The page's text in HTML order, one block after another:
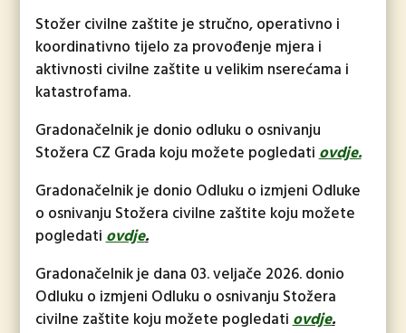
Stožer civilne zaštite je stručno, operativno i
koordinativno tijelo za provođenje mjera i
aktivnosti civilne zaštite u velikim nserećama i
katastrofama.
Gradonačelnik je donio odluku o osnivanju
Stožera CZ Grada koju možete pogledatiovdje.
Gradonačelnik je donio Odluku o izmjeni Odluke
o osnivanju Stožera civilne zaštite koju možete
pogledatiovdje.
Gradonačelnik je dana 03. veljače 2026. donio
Odluku o izmjeni Odluku o osnivanju Stožera
civilne zaštite koju možete pogledatiovdje.